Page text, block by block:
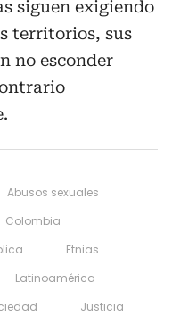
siguen exigiendo
territorios, sus
no esconder
Abusos sexuales
Colombia
Etnias
Latinoamérica
Justicia